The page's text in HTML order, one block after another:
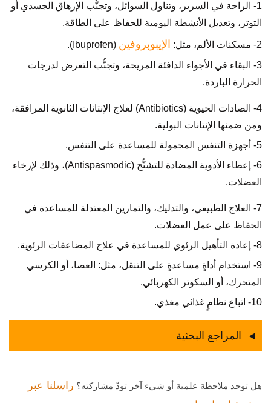
1- الراحة في السرير، وتناول السوائل، وتجنُّب الإرهاق الجسدي أو
التوتر، وتعديل الأنشطة اليومية للحفاظ على الطاقة.
2- مسكنات الألم، مثل: الإيبوبروفين (Ibuprofen).
3- البقاء في الأجواء الدافئة المريحة، وتجنُّب التعرض لدرجات
الحرارة الباردة.
4- الصادات الحيوية (Antibiotics) لعلاج الإنتانات الثانوية المرافقة،
ومن ضمنها الإنتانات البولية.
5- أجهزة التنفس المحمولة للمساعدة على التنفس.
6- إعطاء الأدوية المضادة للتشنُّج (Antispasmodic)، وذلك لإرخاء
العضلات.
7- العلاج الطبيعي، والتدليك، والتمارين المعتدلة للمساعدة في
الحفاظ على عمل العضلات.
8- إعادة التأهيل الرئوي للمساعدة في علاج المضاعفات الرئوية.
9- استخدام أداةٍ مساعدةٍ على التنقل، مثل: العصا، أو الكرسي
المتحرك، أو السكوتر الكهربائي.
10- اتباع نظامٍ غذائي مغذي.
المراجع البحثية
هل توجد ملاحظة علمية أو شيء آخر تودّ مشاركته؟ راسلنا عبر